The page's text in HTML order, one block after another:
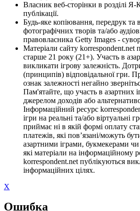
Власник веб-сторінки в розділі
публікації.
Будь-яке копіювання, передрук та
фотографічних творів та/або
правовласника Getty Images -
Матеріали сайту korrespondent.net
старше 21 року (21+). Участь в
викликати ігрову залежність.
(принципів) відповідальної гри.
ознак залежності негайно
Пам'ятайте, що участь в азартних
джерелом доходів або
Інформаційний ресурс
ігри на реальні та/або віртуальні
приймає ні в якій формі оплату
платежів, які пов’язані/можуть
азартними іграми, букмекерами чи
які матеріали на інформаційному
korrespondent.net публікуються
інформаційних цілях.
X
Ошибка